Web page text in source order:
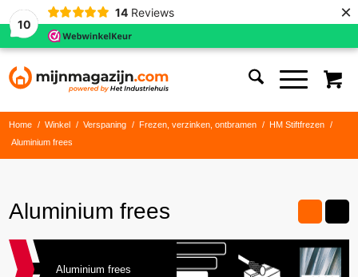
10
14 Reviews ×
Home / Winkel / Verspaning / Frezen, verzinken, ontbramen / HM Stiftfrezen
/
Aluminium frees
Aluminium frees
Aluminium frees